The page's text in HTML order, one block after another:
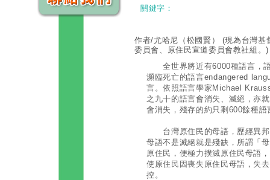
關鍵字：
作者/尤哈尼（松國賢）
(現為台灣基
委員會、原住民宣道委員會教社組。)
全世界將近有6000種語言，語
瀕臨死亡的語言endangered
言。依照語言學家Michael
之九十的語言會消失、滅絕，亦
會消失，殘存的約只剩600餘種語
台灣原住民的母語，歷經異邦
母語不是滅絕就是殘缺，所謂「
原住民，便極力撲滅原住民母語
使原住民因喪失原住民母語，失
控。